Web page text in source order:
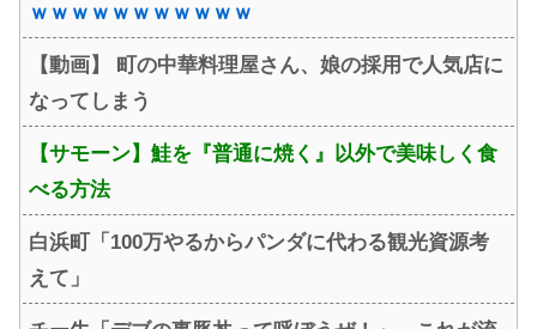
ｗｗｗｗｗｗｗｗｗｗｗ
【動画】 町の中華料理屋さん、娘の採用で人気店に
なってしまう
【サモーン】鮭を『普通に焼く』以外で美味しく食
べる方法
白浜町「100万やるからパンダに代わる観光資源考
えて」